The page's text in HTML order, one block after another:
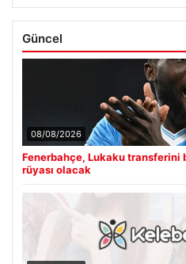
Güncel
08/08/2026
Fenerbahçe, Lukaku transferini
rüyası olacak